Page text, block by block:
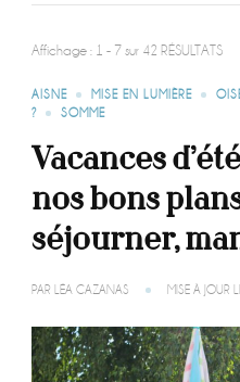
Affichage : 1 - 7 sur 42 RÉSULTATS
AISNE MISE EN LUMIÈRE
?
SOMME
Vacances
nos bons
séjourner,
PAR LÉA CAZANAS MISE À JOUR